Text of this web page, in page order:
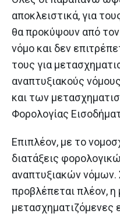
αποκλειστικά, για
θα προκύψουν από
νόμο και δεν
τους για
αναπτυξιακούς
και των
Φορολογίας
Επιπλέον, με το
διατάξεις
αναπτυξιακών νόμων.
προβλέπεται πλέον,
μετασχηματιζόμενες